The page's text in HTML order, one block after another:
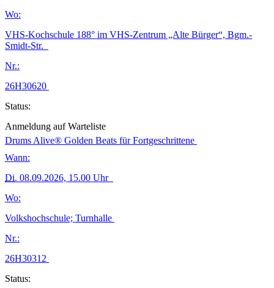
Wo:
VHS-Kochschule 188° im VHS-Zentrum „Alte Bürger“, Bgm.-
Smidt-Str.
Nr.:
26H30620
Status:
Anmeldung auf Warteliste
Drums Alive® Golden Beats für Fortgeschrittene
Wann:
Di. 08.09.2026, 15.00 Uhr
Wo:
Volkshochschule; Turnhalle
Nr.:
26H30312
Status: